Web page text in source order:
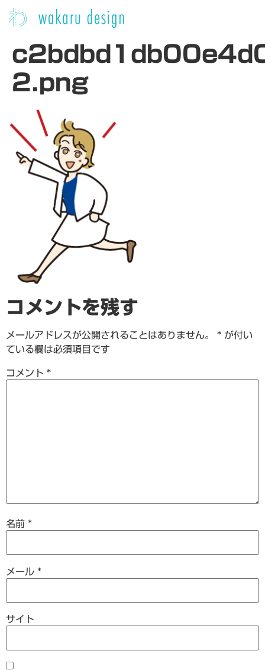
2.png
コメントを残す
メールアドレスが公開されることはありません。 * が付い
ている欄は必須項目です
コメント *
名前 *
メール *
サイト